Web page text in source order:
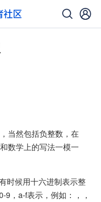
当然包括负整数，在
数学上的写法一模一
时候用十六进制表示整
，a-f表示，例如：，，